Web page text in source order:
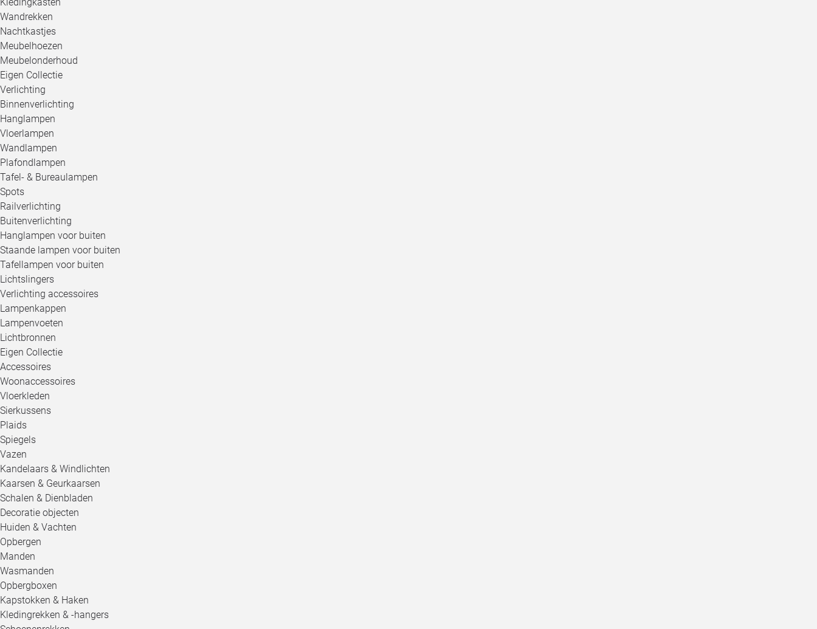
Wandrekken
Nachtkastjes
Meubelhoezen
Meubelonderhoud
Eigen Collectie
Verlichting
Binnenverlichting
Hanglampen
Vloerlampen
Wandlampen
Plafondlampen
Tafel- & Bureaulampen
Spots
Railverlichting
Buitenverlichting
Hanglampen voor buiten
Staande lampen voor buiten
Tafellampen voor buiten
Lichtslingers
Verlichting accessoires
Lampenkappen
Lampenvoeten
Lichtbronnen
Eigen Collectie
Accessoires
Woonaccessoires
Vloerkleden
Sierkussens
Plaids
Spiegels
Vazen
Kandelaars & Windlichten
Kaarsen & Geurkaarsen
Schalen & Dienbladen
Decoratie objecten
Huiden & Vachten
Opbergen
Manden
Wasmanden
Opbergboxen
Kapstokken & Haken
Kledingrekken & -hangers